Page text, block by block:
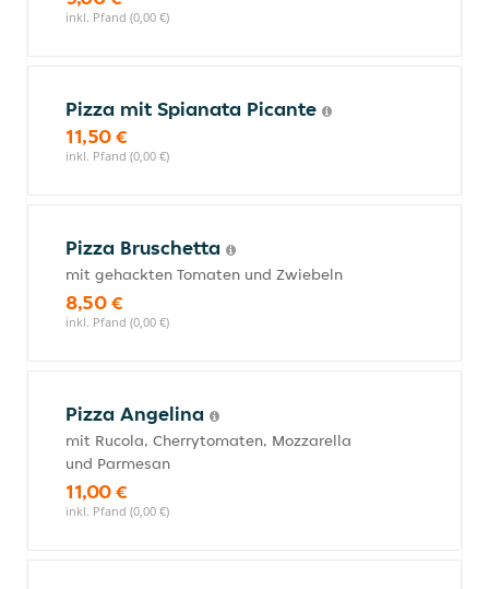
inkl. Pfand (0,00 €)
Pizza mit Spianata Picante
11,50 €
inkl. Pfand (0,00 €)
Pizza Bruschetta
mit gehackten Tomaten und Zwiebeln
8,50 €
inkl. Pfand (0,00 €)
Pizza Angelina
mit Rucola, Cherrytomaten, Mozzarella
und Parmesan
11,00 €
inkl. Pfand (0,00 €)